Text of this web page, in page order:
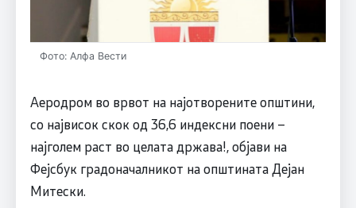
Фото: Алфа Вести
Аеродром во врвот на најотворените општини,
со највисок скок од 36,6 индексни поени –
најголем раст во целата држава!, објави на
Фејсбук градоначалникот на општината Дејан
Митески.